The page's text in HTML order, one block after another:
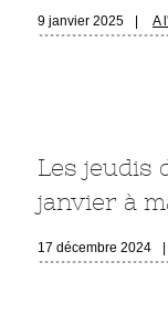
9 janvier 2025 A
Les jeudis
janvier à
17 décembre 2024